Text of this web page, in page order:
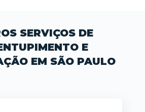
SERVIÇOS DE
E
EM SÃO PAULO